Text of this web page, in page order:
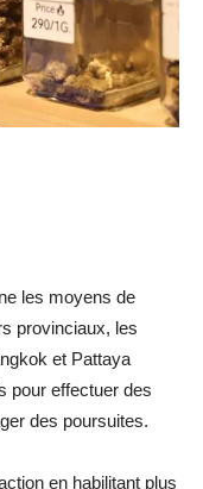
les moyens de
provinciaux, les
et Pattaya
pour effectuer des
des poursuites.
en habilitant plus